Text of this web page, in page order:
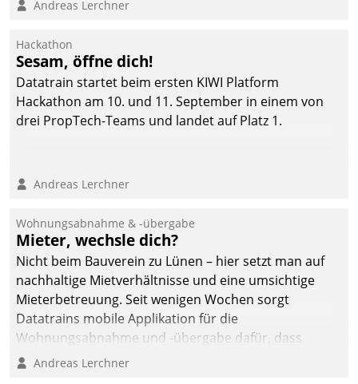
Kommunikationswege bei
Andreas Lerchner
Hackathon
Sesam, öffne dich!
Datatrain startet beim ersten KIWI Platform
Hackathon am 10. und 11. September in einem von
drei PropTech-Teams und landet auf Platz 1.
Andreas Lerchner
Wohnungsabnahme & -übergabe
Mieter, wechsle dich?
Nicht beim Bauverein zu Lünen – hier setzt man auf
nachhaltige Mietverhältnisse und eine umsichtige
Mieterbetreuung. Seit wenigen Wochen sorgt
Datatrains mobile Applikation für die
Wohnungsabnahme und -übergabe dafür, dass
Mieter wohlgeordnet kommen und, so es sein muss,
Andreas Lerchner